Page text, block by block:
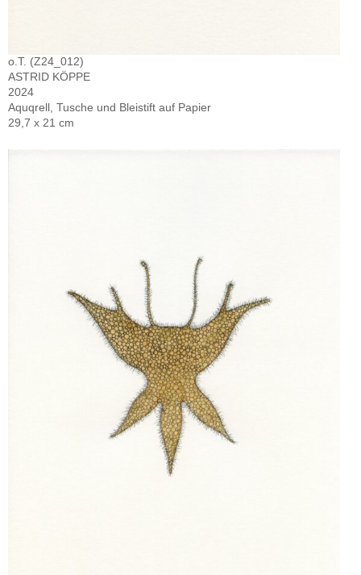
o.T. (Z24_012)
ASTRID KÖPPE
2024
Aquqrell, Tusche und Bleistift auf Papier
29,7 x 21 cm